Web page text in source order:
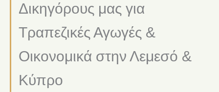
Δικηγόρους μας για
Τραπεζικές Αγωγές &
Οικονομικά στην Λεμεσό &
Κύπρο